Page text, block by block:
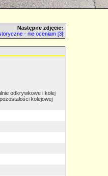
Następne zdjęcie:
- nie oceniam [3]
odkrywkowe i kolej
kolejowej